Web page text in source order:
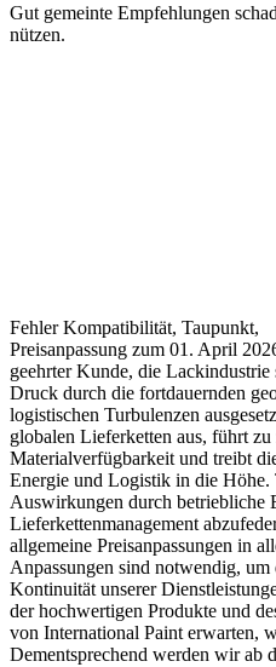
Gut gemeinte Empfehlungen
nützen.
Fehler Kompatibilität, Taupunkt,
Preisanpassung zum 01. April
geehrter Kunde, die Lackindustrie
Druck durch die fortdauernden
logistischen Turbulenzen
globalen Lieferketten aus, führt
Materialverfügbarkeit und treibt
Energie und Logistik in die Höhe.
Auswirkungen durch betriebliche
Lieferkettenmanagement
allgemeine Preisanpassungen in
Anpassungen sind notwendig,
Kontinuität unserer
der hochwertigen Produkte und
von International Paint erwarten,
Dementsprechend werden wir ab